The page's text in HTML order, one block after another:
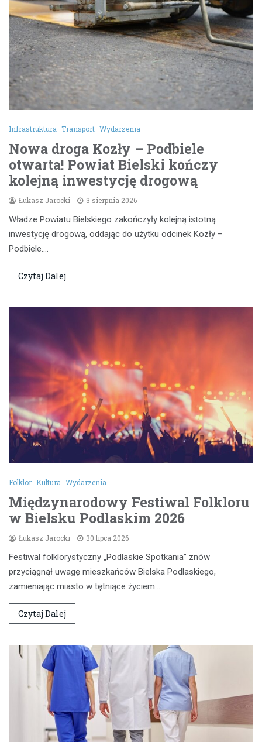
Infrastruktura Transport Wydarzenia
Nowa droga Kozły – Podbiele
otwarta! Powiat Bielski kończy
kolejną inwestycję drogową
Łukasz Jarocki 3 sierpnia 2026
Władze Powiatu Bielskiego zakończyły kolejną istotną
inwestycję drogową, oddając do użytku odcinek Kozły –
Podbiele.…
Czytaj Dalej
Folklor Kultura Wydarzenia
Międzynarodowy Festiwal Folkloru
w Bielsku Podlaskim 2026
Łukasz Jarocki 30 lipca 2026
Festiwal folklorystyczny „Podlaskie Spotkania” znów
przyciągnął uwagę mieszkańców Bielska Podlaskiego,
zamieniając miasto w tętniące życiem…
Czytaj Dalej